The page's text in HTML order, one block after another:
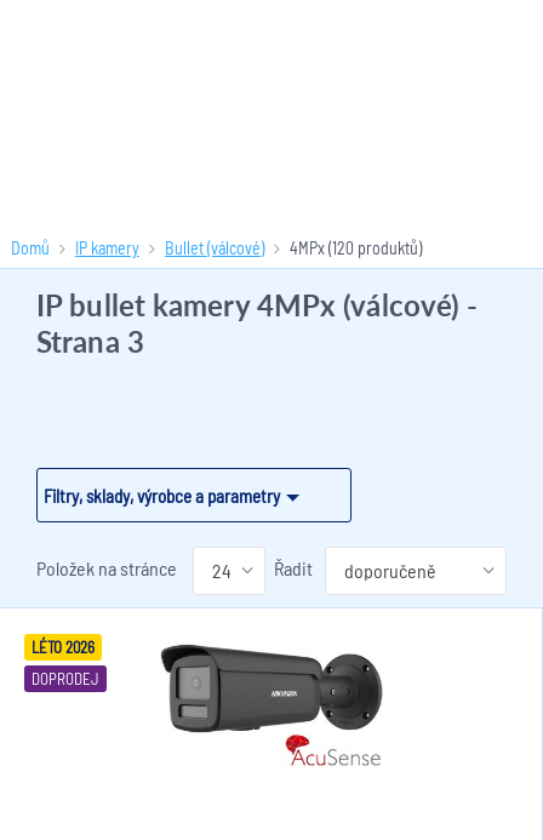
Domů IP kamery Bullet (válcové) 4MPx(120 produktů)
Filtry, sklady, výrobce a parametry
IP bullet kamery 4MPx (válcové) -
Strana 3
Položek na stránce Řadit
LÉTO 2026
DOPRODEJ